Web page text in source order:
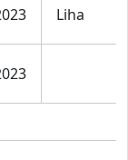
Liha